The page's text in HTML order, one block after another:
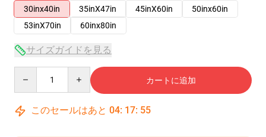
30inx40in
35inX47in 45inX60in
50inx60in
53inX70in
60inx80in
サイズガイドを見る
カートに追加
このセールはあと 04: 17: 54